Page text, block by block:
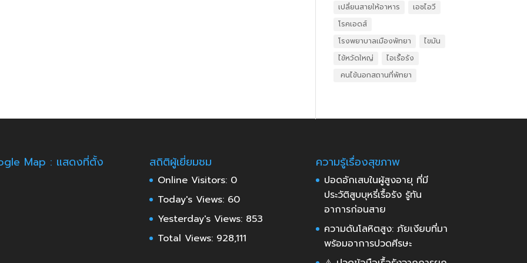
เปลี่ยนสายให้อาหาร
เอชไอวี
โรคเอดส์
โรงพยาบาลเมืองพัทยา
ไขมัน
ไข้หวัดใหญ่
ไอเรื้อรัง
​ คนไข้นอกสถานที่พัทยา
Map : แสดงที่ตั้ง สถิติผู้เยี่ยมชม
Online Visitors: 0
Today's Views: 60
Yesterday's Views: 853
Total Views: 928,111
ความรู้เรื่องสุขภาพ
ปอดอักเสบในผู้สูงอายุ ที่มี
ประวัติสูบบุหรี่เรื้อรัง รู้ทัน
อาการก่อนสาย
ความดันโลหิตสูง: ภัยเงียบที่มา
พร้อมอาการปวดศีรษะ